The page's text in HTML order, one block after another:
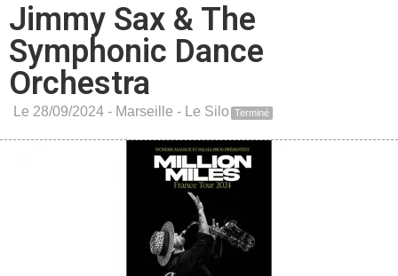
Jimmy Sax & The
Symphonic Dance
Orchestra
Le 28/09/2024 - Marseille - Le Silo Terminé